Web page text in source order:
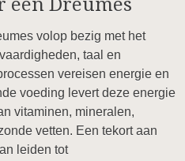
Dreumes
volop bezig met het
taal en
vereisen energie en
voeding levert deze energie
vitaminen, mineralen,
vetten. Een tekort aan
leiden tot